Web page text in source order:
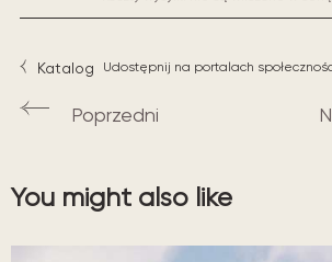
Katalog Udostępnij na portalach
Poprzedni
You might also like